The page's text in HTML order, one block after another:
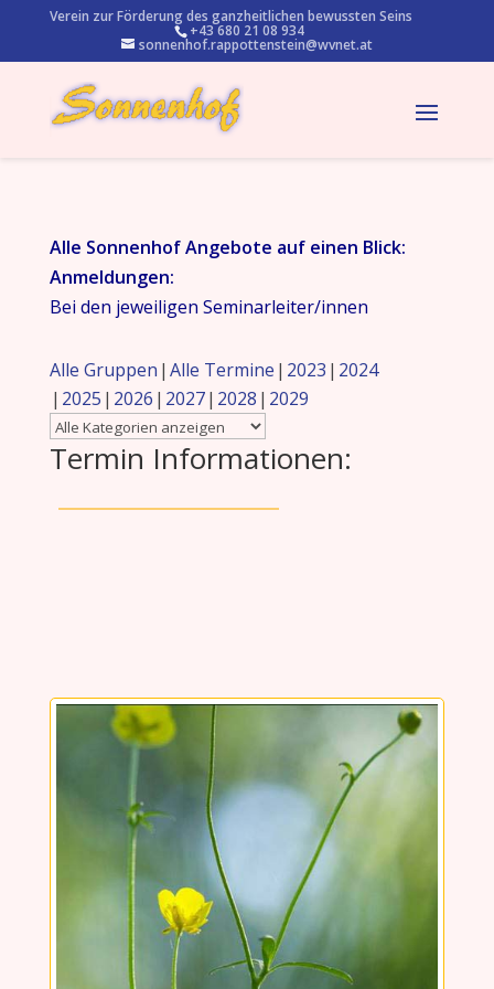
Verein zur Förderung des ganzheitlichen bewussten Seins
+43 680 21 08 934
sonnenhof.rappottenstein@wvnet.at
Alle Sonnenhof Angebote auf einen Blick:
Anmeldungen:
Bei den jeweiligen Seminarleiter/innen
Alle Gruppen Alle Termine 2023 2024
2025 2026 2027 2028 2029
Termin Informationen: